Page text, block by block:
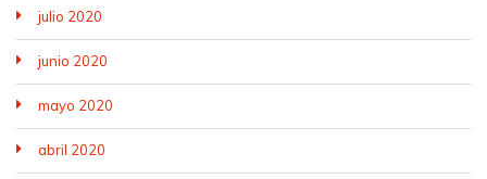
julio 2020
junio 2020
mayo 2020
abril 2020